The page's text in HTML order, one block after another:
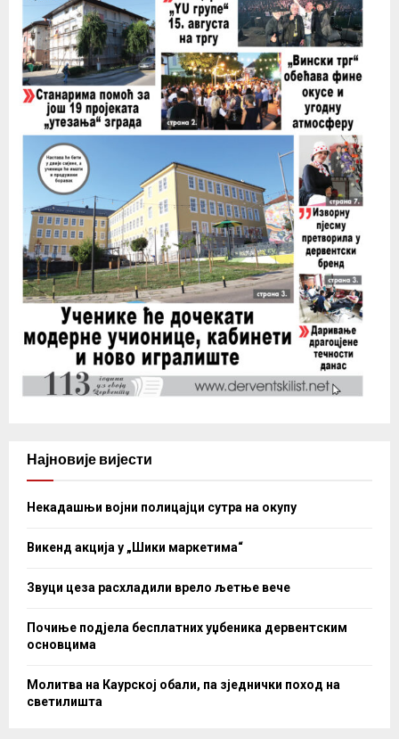
Најновије вијести
Некадашњи војни полицајци сутра на окупу
Викенд акција у „Шики маркетима“
Звуци цеза расхладили врело љетње вече
Почиње подјела бесплатних уџбеника дервентским
основцима
Молитва на Каурској обали, па зједнички поход на
светилишта